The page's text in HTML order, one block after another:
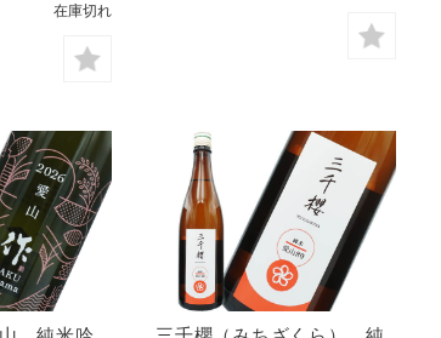
在庫切れ